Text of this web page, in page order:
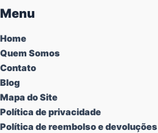
Menu
Home
Quem Somos
Contato
Blog
Mapa do Site
Política de privacidade
Política de reembolso e devoluções